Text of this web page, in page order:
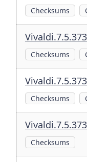
Checksums
Checksums
Checksums
Checksums